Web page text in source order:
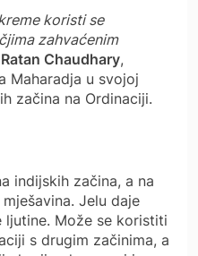
koristi se
zahvaćenim
Ratan Chaudhary,
Maharadja u svojoj
začina na Ordinaciji.
indijskih začina, a na
Jelu daje
ljutine. Može se koristiti
s drugim začinima, a